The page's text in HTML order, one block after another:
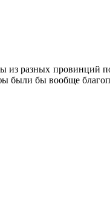
из разных
были бы вообще